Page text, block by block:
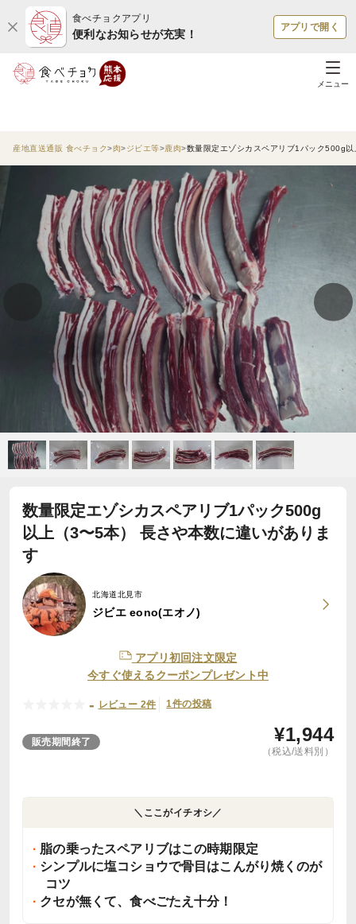
食べチョクアプリ
便利なお知らせが充実！
アプリで開く
メニュー
産地直送通販 食べチョク 肉 ジビエ等 鹿肉 数量限定エゾシカスペアリブ1パック500g
数量限定エゾシカスペアリブ1パック500g
以上（3〜5本） 長さや本数に違いがありま
す
北海道北見市
ジビエ eono(エオノ)
アプリ初回注文限定
今すぐ使えるクーポンプレゼント中
- レビュー 2件 1件の投稿
販売期間終了 ¥1,944
（税込/送料別）
＼ここがイチオシ／
脂の乗ったスペアリブはこの時期限定
シンプルに塩コショウで骨目はこんがり焼くのが
コツ
クセが無くて、食べごたえ十分！